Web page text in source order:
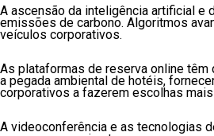
A ascensão da inteligência artificial e
emissões de carbono. Algoritmos
veículos corporativos.
As plataformas de reserva online
a pegada ambiental de hotéis,
corporativos a fazerem escolhas
A videoconferência e as tecnologias